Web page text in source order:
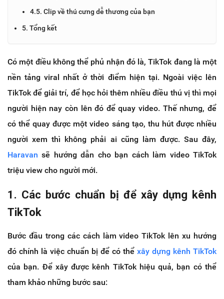
4.5. Clip về thú cưng dễ thương của bạn
5. Tổng kết
Có một điều không thể phủ nhận đó là, TikTok đang là một
nền tảng viral nhất ở thời điểm hiện tại. Ngoài việc lên
TikTok để giải trí, để học hỏi thêm nhiều điều thú vị thì mọi
người hiện nay còn lên đó để quay video. Thế nhưng, để
có thể quay được một video sáng tạo, thu hút được nhiều
người xem thì không phải ai cũng làm được. Sau đây,
Haravan sẽ hướng dẫn cho bạn cách làm video TikTok
triệu view cho người mới.
1. Các bước chuẩn bị để xây dựng kênh
TikTok
Bước đầu trong các cách làm video TikTok lên xu hướng
đó chính là việc chuẩn bị để có thể xây dựng kênh TikTok
của bạn. Để xây được kênh TikTok hiệu quả, bạn có thể
tham khảo những bước sau: